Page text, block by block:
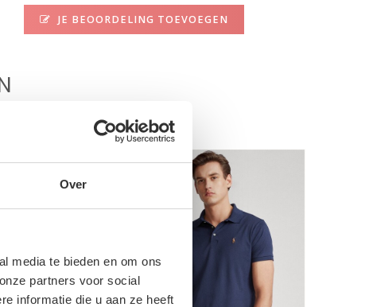
Over
media te bieden en om ons
partners voor social
informatie die u aan ze heeft
JE BEOORDELING TOEVOEGEN